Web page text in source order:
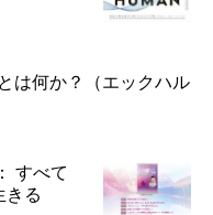
は何か？（エックハル
すべて
きる